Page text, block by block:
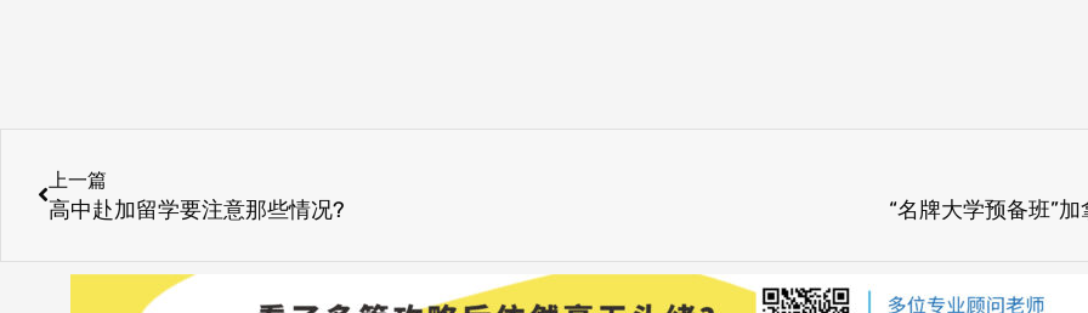
上一篇
高中赴加留学要注意那些情况? “名牌大学预备班”